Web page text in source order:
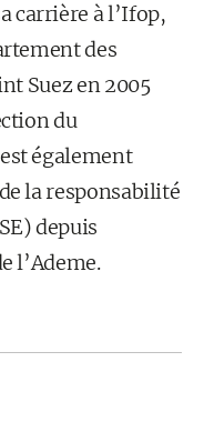
carrière à l’Ifop,
des
Suez en 2005
du
également
la responsabilité
depuis
l’Ademe.